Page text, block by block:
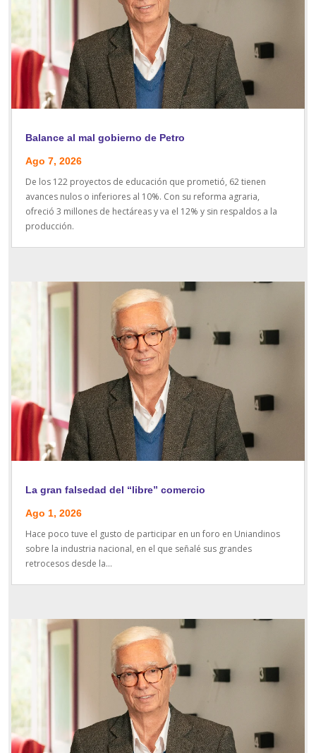
Balance al mal gobierno de Petro
Ago 7, 2026
De los 122 proyectos de educación que prometió, 62 tienen
avances nulos o inferiores al 10%. Con su reforma agraria,
ofreció 3 millones de hectáreas y va el 12% y sin respaldos a la
producción.
La gran falsedad del “libre” comercio
Ago 1, 2026
Hace poco tuve el gusto de participar en un foro en Uniandinos
sobre la industria nacional, en el que señalé sus grandes
retrocesos desde la...